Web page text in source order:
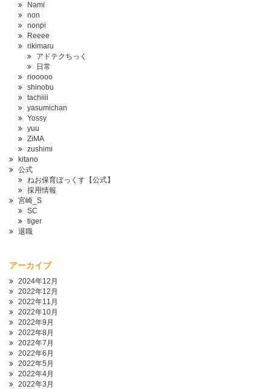
Nami
non
nonpi
Reeee
rikimaru
アドテクちっく
日常
riooooo
shinobu
tachiiii
yasumichan
Yossy
yuu
ZiMA
zushimi
kitano
公式
ねお保育ぼっくす【公式】
採用情報
宮崎_S
SC
tiger
退職
アーカイブ
2024年12月
2022年12月
2022年11月
2022年10月
2022年9月
2022年8月
2022年7月
2022年6月
2022年5月
2022年4月
2022年3月